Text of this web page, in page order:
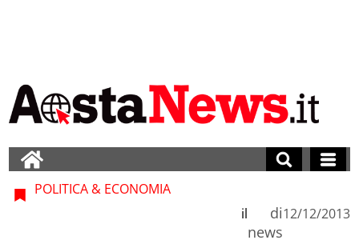
POLITICA & ECONOMIA
di
news
il 12/12/2013